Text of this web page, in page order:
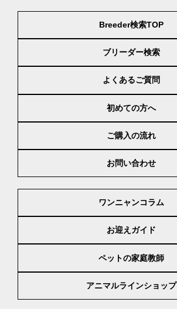
Breeder検索TOP
ブリーダー検索
よくあるご質問
初めての方へ
ご購入の流れ
お問い合わせ
ワンニャンコラム
お迎えガイド
ペットの家庭教師
アニマルラインショップ